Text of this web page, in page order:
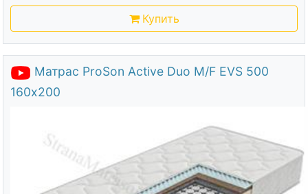
Купить
Матрас ProSon Active Duo M/F EVS 500
160х200